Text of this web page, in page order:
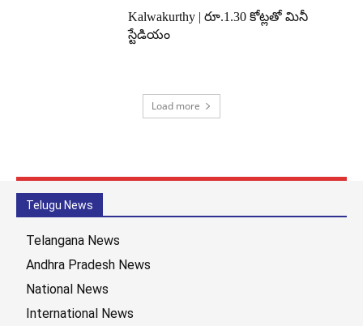
Kalwakurthy | రూ.1.30 కోట్లతో మినీ
స్టేడియం
Load more
Telugu News
Telangana News
Andhra Pradesh News
National News
International News